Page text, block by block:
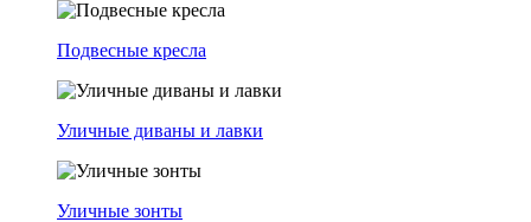
Подвесные кресла
Уличные диваны и лавки
Уличные зонты